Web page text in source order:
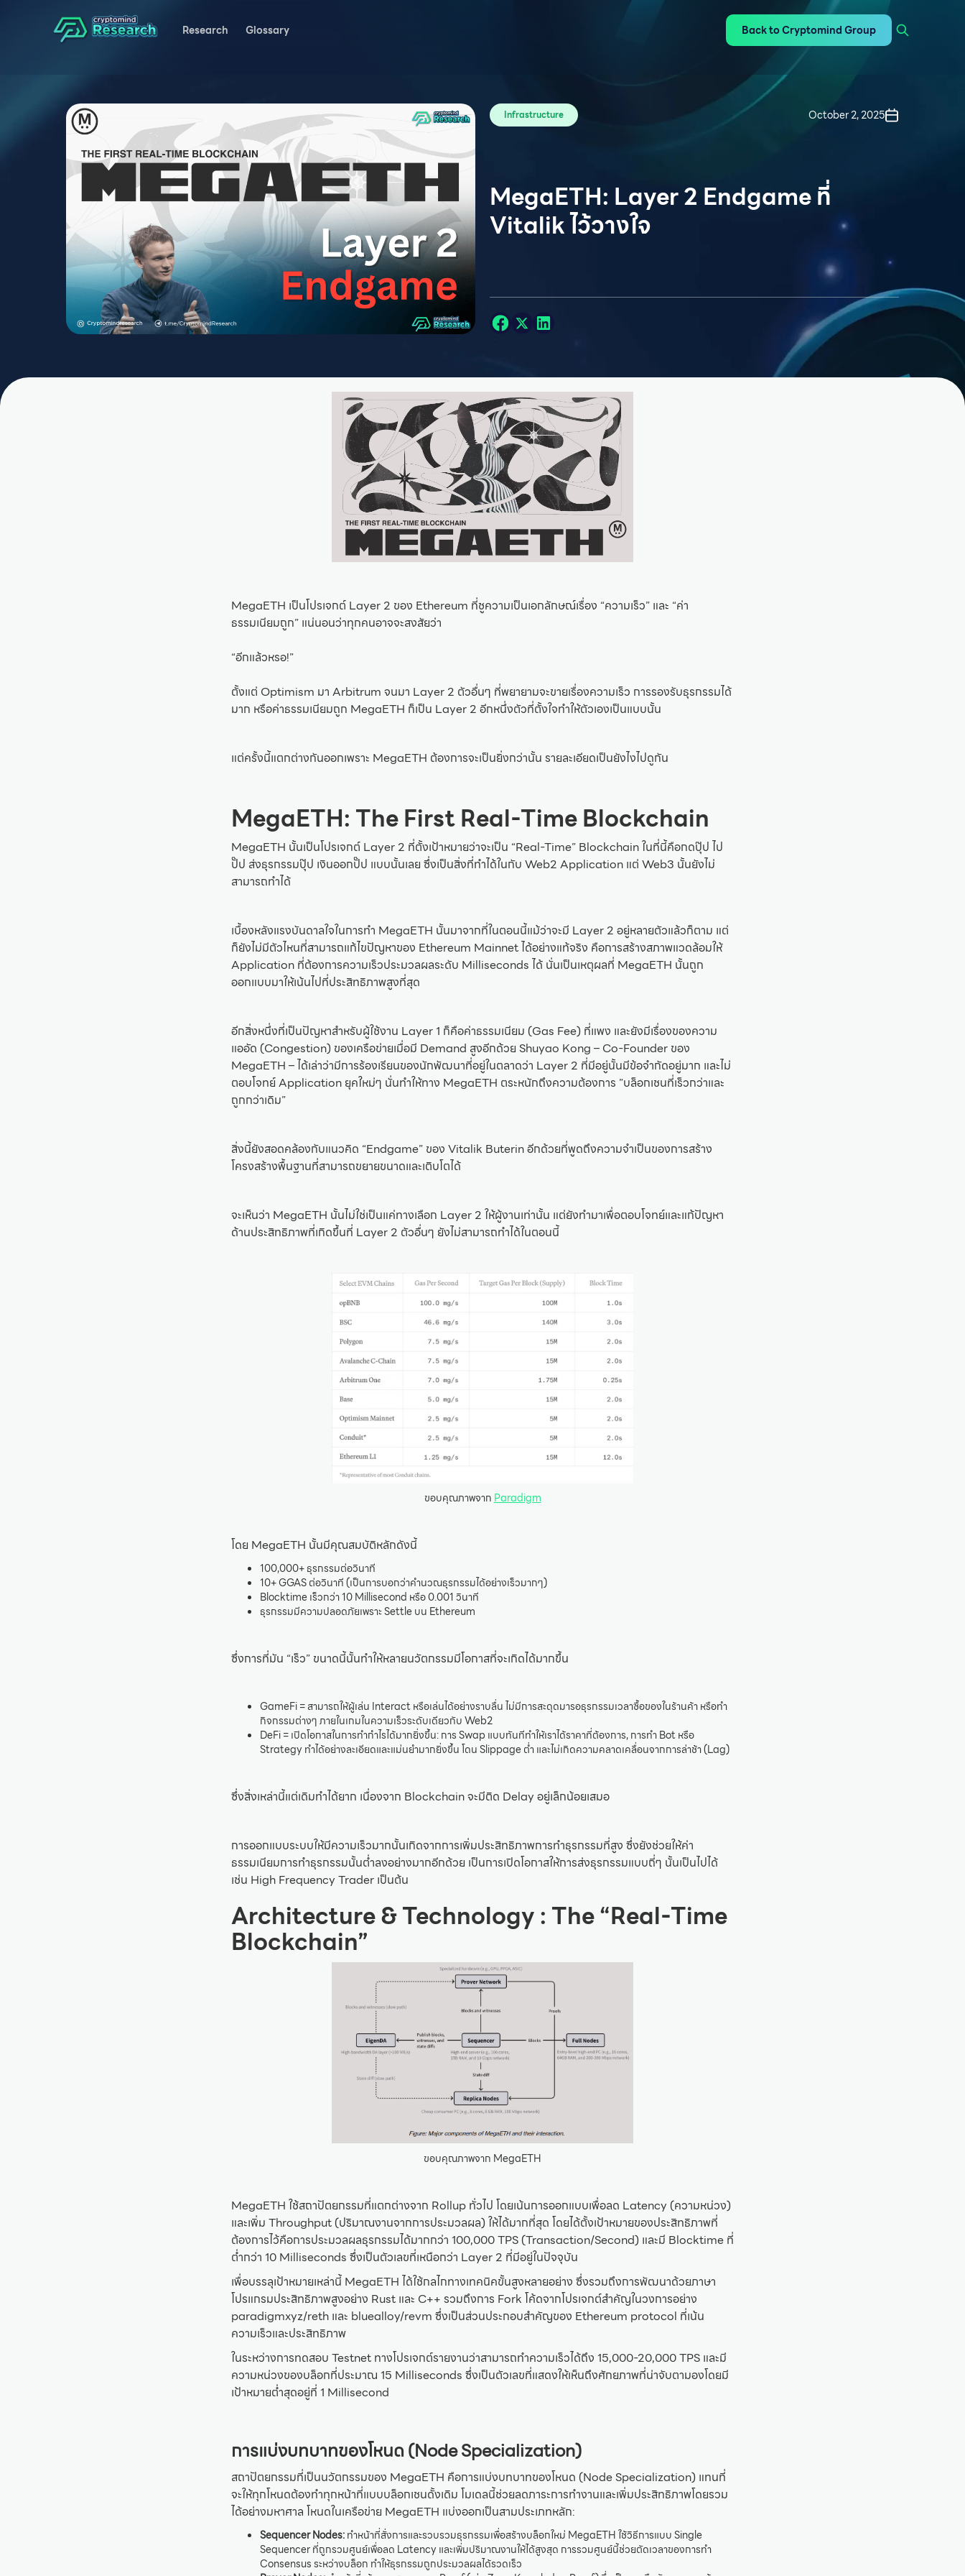
Research Glossary Back to Cryptomind Group
Infrastructure October 2, 2025
MegaETH: Layer 2 Endgame ที่
Vitalik ไว้วางใจ
MegaETH เป็นโปรเจกต์ Layer 2 ของ Ethereum ที่ชูความเป็นเอกลักษณ์เรื่อง “ความเร็ว” และ “ค่า
ธรรมเนียมถูก” แน่นอนว่าทุกคนอาจจะสงสัยว่า
“อีกแล้วหรอ!”
ตั้งแต่ Optimism มา Arbitrum จนมา Layer 2 ตัวอื่นๆ ที่พยายามจะขายเรื่องความเร็ว การรองรับธุรกรรมได้
มาก หรือค่าธรรมเนียมถูก MegaETH ก็เป็น Layer 2 อีกหนึ่งตัวที่ตั้งใจทำให้ตัวเองเป็นแบบนั้น
แต่ครั้งนี้แตกต่างกันออกเพราะ MegaETH ต้องการจะเป็นยิ่งกว่านั้น รายละเอียดเป็นยังไงไปดูกัน
MegaETH: The First Real-Time Blockchain
MegaETH นั้นเป็นโปรเจกต์ Layer 2 ที่ตั้งเป้าหมายว่าจะเป็น “Real-Time” Blockchain ในที่นี้คือกดปุ๊ป ไป
ปั๊ป ส่งธุรกรรมปุ๊ป เงินออกปั๊ป แบบนั้นเลย ซึ่งเป็นสิ่งที่ทำได้ในกับ Web2 Application แต่ Web3 นั้นยังไม่
สามารถทำได้
เบื้องหลังแรงบันดาลใจในการทำ MegaETH นั้นมาจากที่ในตอนนี้แม้ว่าจะมี Layer 2 อยู่หลายตัวแล้วก็ตาม แต่
ก็ยังไม่มีตัวไหนที่สามารถแก้ไขปัญหาของ Ethereum Mainnet ได้อย่างแท้จริง คือการสร้างสภาพแวดล้อมให้
Application ที่ต้องการความเร็วประมวลผลระดับ Milliseconds ได้ นั่นเป็นเหตุผลที่ MegaETH นั้นถูก
ออกแบบมาให้เน้นไปที่ประสิทธิภาพสูงที่สุด
อีกสิ่งหนึ่งที่เป็นปัญหาสำหรับผู้ใช้งาน Layer 1 ก็คือค่าธรรมเนียม (Gas Fee) ที่แพง และยังมีเรื่องของความ
แออัด (Congestion) ของเครือข่ายเมื่อมี Demand สูงอีกด้วย Shuyao Kong – Co-Founder ของ
MegaETH – ได้เล่าว่ามีการร้องเรียนของนักพัฒนาที่อยู่ในตลาดว่า Layer 2 ที่มีอยู่นั้นมีข้อจำกัดอยู่มาก และไม่
ตอบโจทย์ Application ยุคใหม่ๆ นั่นทำให้ทาง MegaETH ตระหนักถึงความต้องการ ”บล็อกเชนที่เร็วกว่าและ
ถูกกว่าเดิม”
สิ่งนี้ยังสอดคล้องกับแนวคิด “Endgame” ของ Vitalik Buterin อีกด้วยที่พูดถึงความจำเป็นของการสร้าง
โครงสร้างพื้นฐานที่สามารถขยายขนาดและเติบโตได้
จะเห็นว่า MegaETH นั้นไม่ใช่เป็นแค่ทางเลือก Layer 2 ให้ผู้งานเท่านั้น แต่ยังทำมาเพื่อตอบโจทย์และแก้ปัญหา
ด้านประสิทธิภาพที่เกิดขึ้นที่ Layer 2 ตัวอื่นๆ ยังไม่สามารถทำได้ในตอนนี้
ขอบคุณภาพจาก Paradigm
โดย MegaETH นั้นมีคุณสมบัติหลักดังนี้
100,000+ ธุรกรรมต่อวินาที
10+ GGAS ต่อวินาที (เป็นการบอกว่าคำนวณธุรกรรมได้อย่างเร็วมากๆ)
Blocktime เร็วกว่า 10 Millisecond หรือ 0.001 วินาที
ธุรกรรมมีความปลอดภัยเพราะ Settle บน Ethereum
ซึ่งการที่มัน “เร็ว” ขนาดนี้นั้นทำให้หลายนวัตกรรมมีโอกาสที่จะเกิดได้มากขึ้น
GameFi = สามารถให้ผู้เล่น Interact หรือเล่นได้อย่างราบลื่น ไม่มีการสะดุดมารอธุรกรรมเวลาซื้อของในร้านค้า หรือทำ
กิจกรรมต่างๆ ภายในเกมในความเร็วระดับเดียวกับ Web2
DeFi = เปิดโอกาสในการทำกำไรได้มากยิ่งขึ้น: การ Swap แบบทันทีทำให้เราได้ราคาที่ต้องการ, การทำ Bot หรือ
Strategy ทำได้อย่างละเอียดและแม่นยำมากยิ่งขึ้น โดน Slippage ต่ำ และไม่เกิดความคลาดเคลื่อนจากการล่าช้า (Lag)
ซึ่งสิ่งเหล่านี้แต่เดิมทำได้ยาก เนื่องจาก Blockchain จะมีติด Delay อยู่เล็กน้อยเสมอ
การออกแบบระบบให้มีความเร็วมากนั้นเกิดจากการเพิ่มประสิทธิภาพการทำธุรกรรมที่สูง ซึ่งยังช่วยให้ค่า
ธรรมเนียมการทำธุรกรรมนั้นต่ำลงอย่างมากอีกด้วย เป็นการเปิดโอกาสให้การส่งธุรกรรมแบบถี่ๆ นั้นเป็นไปได้
เช่น High Frequency Trader เป็นต้น
Architecture & Technology : The “Real-Time
Blockchain”
ขอบคุณภาพจาก MegaETH
MegaETH ใช้สถาปัตยกรรมที่แตกต่างจาก Rollup ทั่วไป โดยเน้นการออกแบบเพื่อลด Latency (ความหน่วง)
และเพิ่ม Throughput (ปริมาณงานจากการประมวลผล) ให้ได้มากที่สุด โดยได้ตั้งเป้าหมายของประสิทธิภาพที่
ต้องการไว้คือการประมวลผลธุรกรรมได้มากกว่า 100,000 TPS (Transaction/Second) และมี Blocktime ที่
ต่ำกว่า 10 Milliseconds ซึ่งเป็นตัวเลขที่เหนือกว่า Layer 2 ที่มีอยู่ในปัจจุบัน
เพื่อบรรลุเป้าหมายเหล่านี้ MegaETH ได้ใช้กลไกทางเทคนิคขั้นสูงหลายอย่าง ซึ่งรวมถึงการพัฒนาด้วยภาษา
โปรแกรมประสิทธิภาพสูงอย่าง Rust และ C++ รวมถึงการ Fork โค้ดจากโปรเจกต์สำคัญในวงการอย่าง
paradigmxyz/reth และ bluealloy/revm ซึ่งเป็นส่วนประกอบสำคัญของ Ethereum protocol ที่เน้น
ความเร็วและประสิทธิภาพ
ในระหว่างการทดสอบ Testnet ทางโปรเจกต์รายงานว่าสามารถทำความเร็วได้ถึง 15,000-20,000 TPS และมี
ความหน่วงของบล็อกที่ประมาณ 15 Milliseconds ซึ่งเป็นตัวเลขที่แสดงให้เห็นถึงศักยภาพที่น่าจับตามองโดยมี
เป้าหมายต่ำสุดอยู่ที่ 1 Millisecond
การแบ่งบทบาทของโหนด (Node Specialization)
สถาปัตยกรรมที่เป็นนวัตกรรมของ MegaETH คือการแบ่งบทบาทของโหนด (Node Specialization) แทนที่
จะให้ทุกโหนดต้องทำทุกหน้าที่แบบบล็อกเชนดั้งเดิม โมเดลนี้ช่วยลดภาระการทำงานและเพิ่มประสิทธิภาพโดยรวม
ได้อย่างมหาศาล โหนดในเครือข่าย MegaETH แบ่งออกเป็นสามประเภทหลัก:
Sequencer Nodes:ทำหน้าที่สั่งการและรวบรวมธุรกรรมเพื่อสร้างบล็อกใหม่ MegaETH ใช้วิธีการแบบ Single
Sequencer ที่ถูกรวมศูนย์เพื่อลด Latency และเพิ่มปริมาณงานให้ได้สูงสุด การรวมศูนย์นี้ช่วยตัดเวลาของการทำ
Consensus ระหว่างบล็อก ทำให้ธุรกรรมถูกประมวลผลได้รวดเร็ว